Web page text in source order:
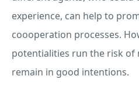
experience, can help to
coooperation processes.
potentialities run the risk of
remain in good intentions.